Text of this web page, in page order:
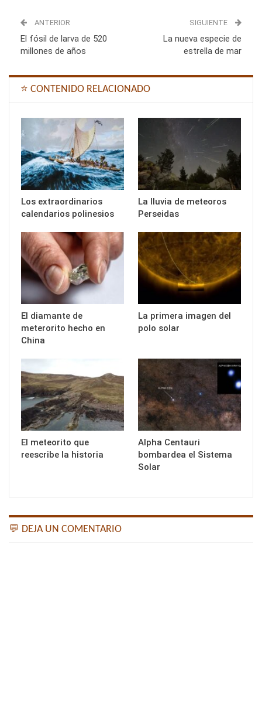
ANTERIOR
El fósil de larva de 520
millones de años
SIGUIENTE
La nueva especie de
estrella de mar
⭐ CONTENIDO RELACIONADO
Los extraordinarios
calendarios polinesios
La lluvia de meteoros
Perseidas
El diamante de
meterorito hecho en
China
La primera imagen del
polo solar
El meteorito que
reescribe la historia
Alpha Centauri
bombardea el Sistema
Solar
💬 DEJA UN COMENTARIO